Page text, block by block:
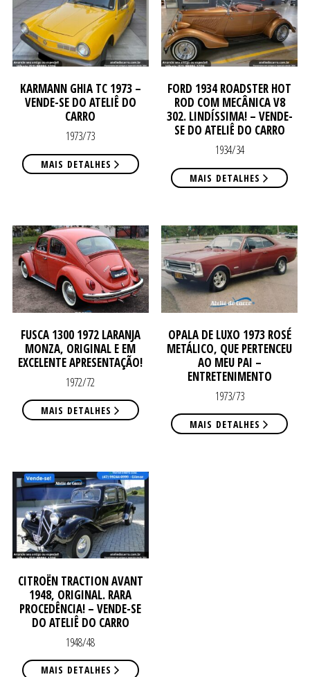
KARMANN GHIA TC 1973 –
VENDE-SE DO ATELIÊ DO
CARRO
1973/73
MAIS DETALHES
FORD 1934 ROADSTER HOT
ROD COM MECÂNICA V8
302. LINDÍSSIMA! – VENDE-
SE DO ATELIÊ DO CARRO
1934/34
MAIS DETALHES
FUSCA 1300 1972 LARANJA
MONZA, ORIGINAL E EM
EXCELENTE APRESENTAÇÃO!
1972/72
MAIS DETALHES
OPALA DE LUXO 1973 ROSÉ
METÁLICO, QUE PERTENCEU
AO MEU PAI –
ENTRETENIMENTO
1973/73
MAIS DETALHES
CITROËN TRACTION AVANT
1948, ORIGINAL. RARA
PROCEDÊNCIA! – VENDE-SE
DO ATELIÊ DO CARRO
1948/48
MAIS DETALHES